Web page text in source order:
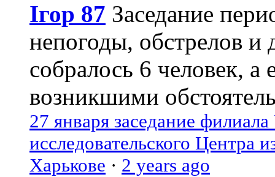
Ігор 87 Заседание
непогоды, обстрелов и
собралось 6 человек, а
возникшими
27 января заседание
исследовательского Центра
Харькове · 2 years ago